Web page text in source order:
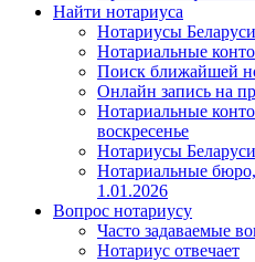
Найти нотариуса
Нотариусы Беларуси
Нотариальные
Поиск ближайшей
Онлайн запись на
Нотариальные
воскресенье
Нотариусы
Нотариальные
1.01.2026
Вопрос нотариусу
Часто задаваемые
Нотариус отвечает